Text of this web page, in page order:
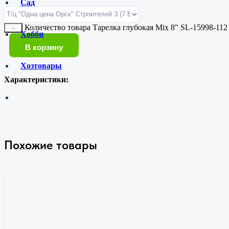
Сад
Хобби
Хозтовары
- Количество товара Тарелка глубокая Mix 8" SL-15998-112
В корзину
Характеристики:
Похожие товары